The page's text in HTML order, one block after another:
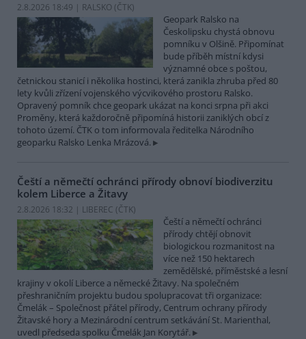
2.8.2026 18:49 | RALSKO (ČTK)
Geopark Ralsko na
Českolipsku chystá obnovu
pomníku v Olšině. Připomínat
bude příběh místní kdysi
významné obce s poštou,
četnickou stanicí i několika hostinci, která zanikla zhruba před 80
lety kvůli zřízení vojenského výcvikového prostoru Ralsko.
Opravený pomník chce geopark ukázat na konci srpna při akci
Proměny, která každoročně připomíná historii zaniklých obcí z
tohoto území. ČTK o tom informovala ředitelka Národního
geoparku Ralsko Lenka Mrázová.
Čeští a němečtí ochránci přírody obnoví biodiverzitu
kolem Liberce a Žitavy
2.8.2026 18:32 | LIBEREC (ČTK)
Čeští a němečtí ochránci
přírody chtějí obnovit
biologickou rozmanitost na
více než 150 hektarech
zemědělské, příměstské a lesní
krajiny v okolí Liberce a německé Žitavy. Na společném
přeshraničním projektu budou spolupracovat tři organizace:
Čmelák – Společnost přátel přírody, Centrum ochrany přírody
Žitavské hory a Mezinárodní centrum setkávání St. Marienthal,
uvedl předseda spolku Čmelák Jan Korytář.